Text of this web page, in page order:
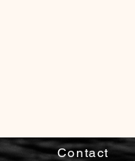
Contact